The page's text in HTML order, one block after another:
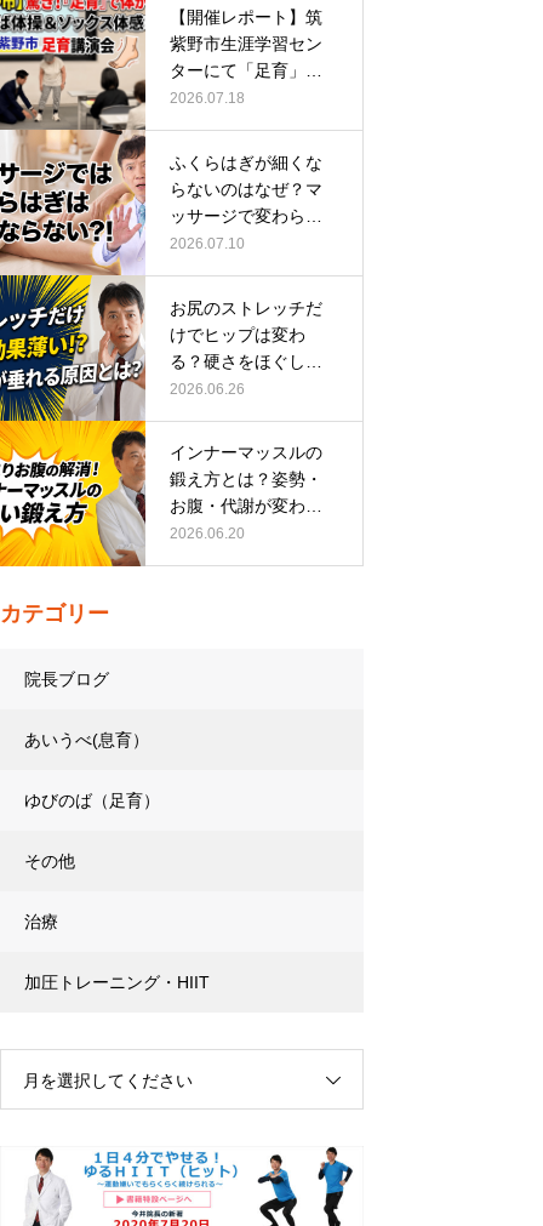
【開催レポート】筑
紫野市生涯学習セン
ターにて「足育」講
演会に登壇し…
2026.07.18
ふくらはぎが細くな
らないのはなぜ？マ
ッサージで変わらな
い根本原因
2026.07.10
お尻のストレッチだ
けでヒップは変わ
る？硬さをほぐして
整える正しい方…
2026.06.26
インナーマッスルの
鍛え方とは？姿勢・
お腹・代謝が変わる
トレーニング…
2026.06.20
カテゴリー
院長ブログ
あいうべ(息育）
ゆびのば（足育）
その他
治療
加圧トレーニング・HIIT
月を選択してください